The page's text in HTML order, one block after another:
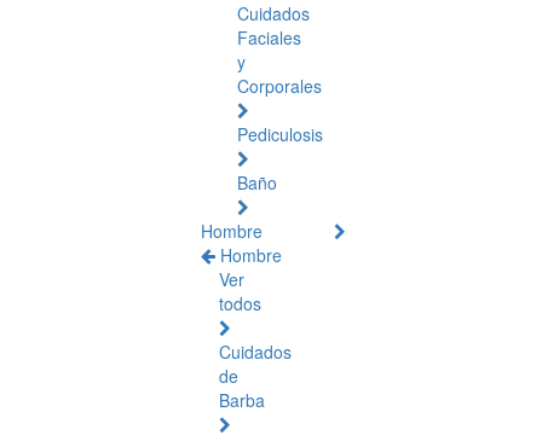
Cuidados
Faciales
y
Corporales
Pediculosis
Baño
Hombre
Hombre
Ver
todos
Cuidados
de
Barba